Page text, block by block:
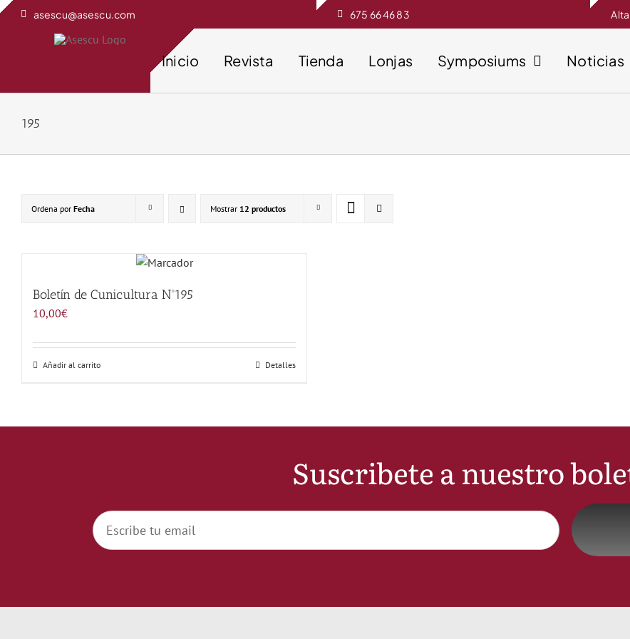
Saltar
asescu@asescu.com 675 66 46 83
Inicio Revista Tienda Lonjas Symposiums Noticias
195
Ordena por Fecha Mostrar 12 productos
Boletín de Cunicultura Nº195
10,00€
Añadir al carrito Detalles
Suscribete a nuestro